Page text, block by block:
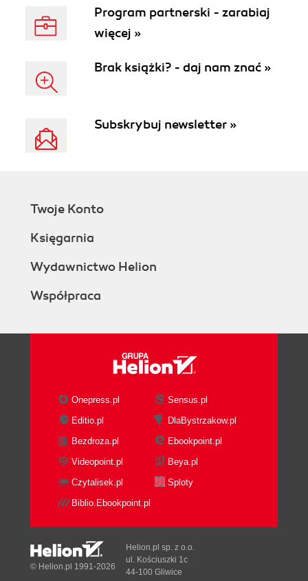
Program partnerski - zarabiaj
więcej »
Brak książki? - daj nam znać »
Subskrybuj newsletter »
Twoje Konto
Księgarnia
Wydawnictwo Helion
Współpraca
Onepress.pl
Sensus.pl
Editio.pl
DlaBystrzakow.pl
Bezdroza.pl
Ebookpoint.pl
Videopoint.pl
Beya.pl
Czytalisek.pl
Sploty
Biblio.Ebookpoint.pl
© Helion.pl 1991-2026
Helion.pl sp. z o.o.
ul. Kościuszki 1c
44-100 Gliwice